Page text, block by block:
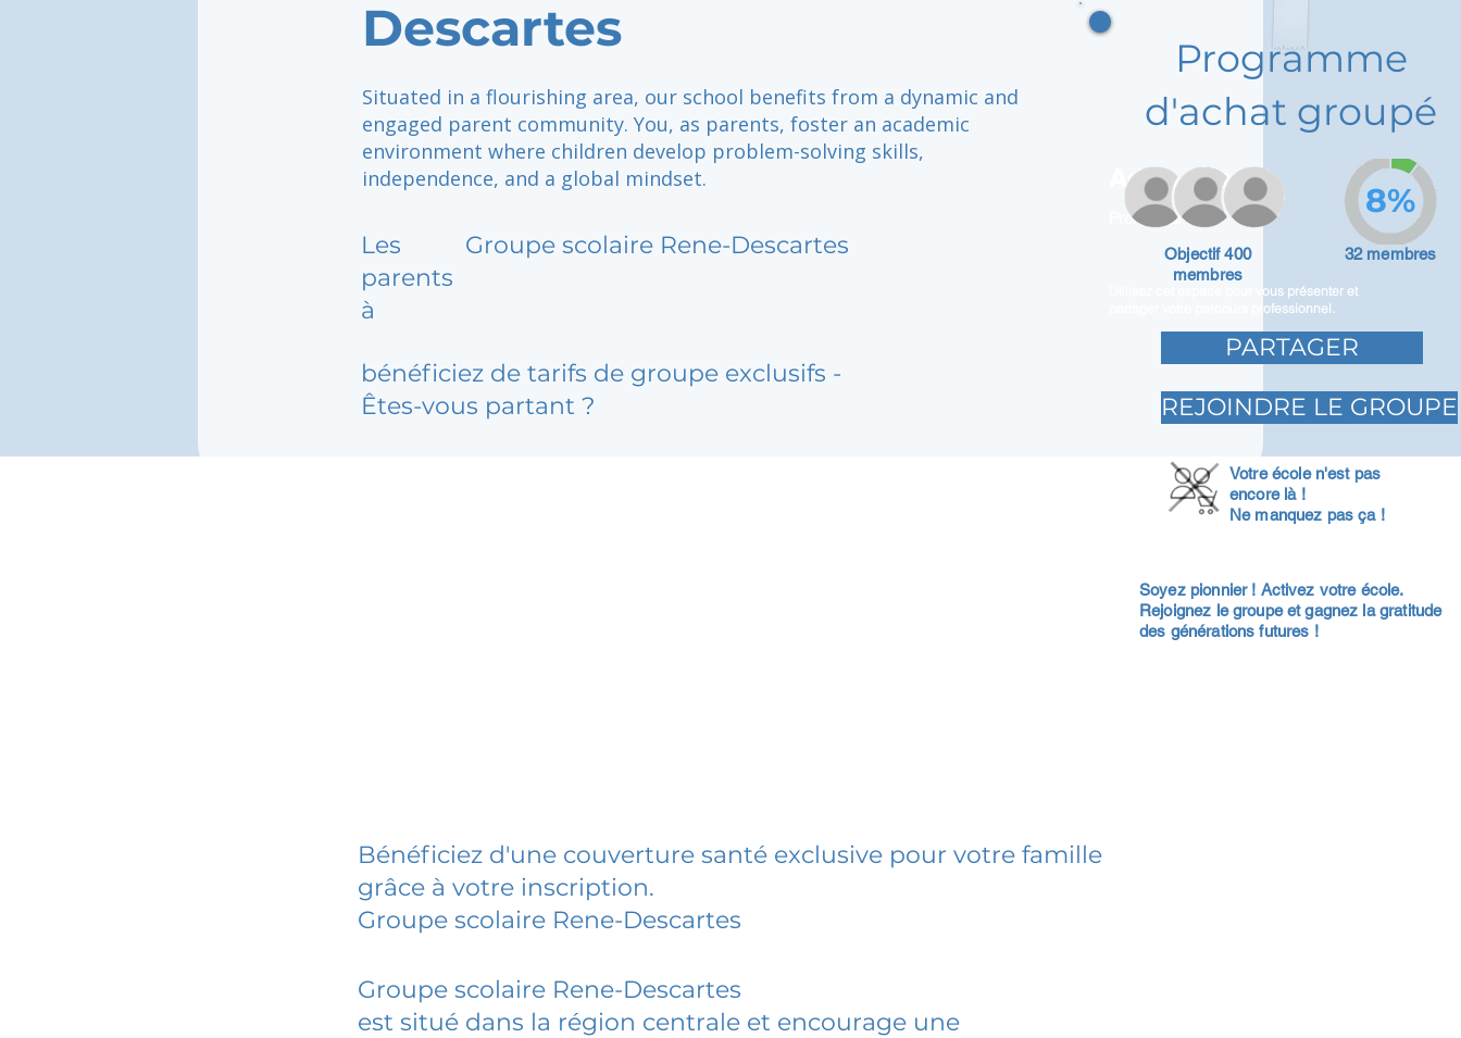
Descartes
Situated in a flourishing area, our school benefits from a dynamic and
engaged parent community. You, as parents, foster an academic
environment where children develop problem-solving skills,
independence, and a global mindset.
Les
parents
à
Groupe scolaire Rene-Descartes
bénéficiez de tarifs de groupe exclusifs -
Êtes-vous partant ?
Adam Caar
Promoteur
Utilisez cet espace pour vous présenter et
partager votre parcours professionnel.
Programme
d'achat groupé
Objectif 400
membres
32 membres
8%
PARTAGER
REJOINDRE LE GROUPE
Votre école n'est pas
encore là !
Ne manquez pas ça !
Soyez pionnier ! Activez votre école.
Rejoignez le groupe et gagnez la gratitude
des générations futures !
Bénéficiez d'une couverture santé exclusive pour votre famille
grâce à votre inscription.
Groupe scolaire Rene-Descartes
Groupe scolaire Rene-Descartes
est situé dans la région centrale et encourage une